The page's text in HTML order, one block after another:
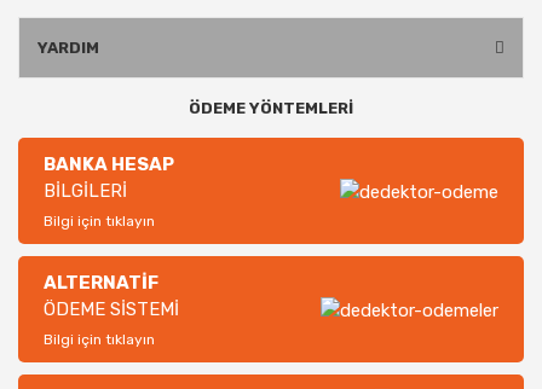
YARDIM
ÖDEME YÖNTEMLERİ
BANKA HESAP
BİLGİLERİ
Bilgi için tıklayın
ALTERNATİF
ÖDEME SİSTEMİ
Bilgi için tıklayın